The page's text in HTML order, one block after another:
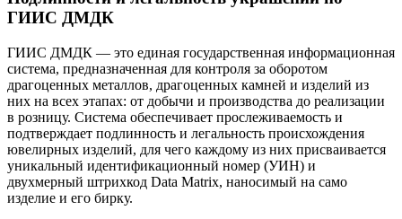
ГИИС ДМДК
ГИИС ДМДК — это единая государственная информационная
система, предназначенная для контроля за оборотом
драгоценных металлов, драгоценных камней и изделий из
них на всех этапах: от добычи и производства до реализации
в розницу. Система обеспечивает прослеживаемость и
подтверждает подлинность и легальность происхождения
ювелирных изделий, для чего каждому из них присваивается
уникальный идентификационный номер (УИН) и
двухмерный штрихкод Data Matrix, наносимый на само
изделие и его бирку.